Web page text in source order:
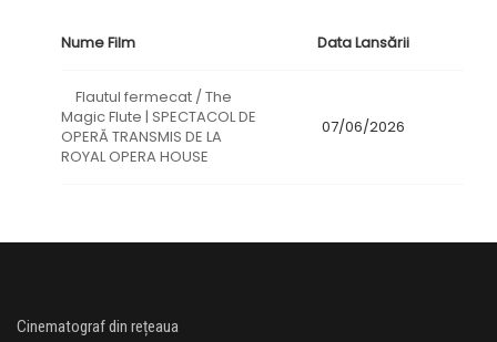
Nume Film Data Lansării
Flautul fermecat / The
Magic Flute | SPECTACOL DE
OPERĂ TRANSMIS DE LA
ROYAL OPERA HOUSE
07/06/2026
Cinematograf din rețeaua